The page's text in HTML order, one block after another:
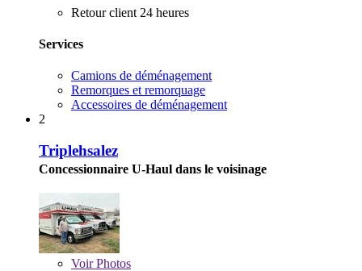
Retour client 24 heures
Services
Camions de déménagement
Remorques et remorquage
Accessoires de déménagement
2
Triplehsalez
Concessionnaire U-Haul dans le voisinage
VoirPhotos